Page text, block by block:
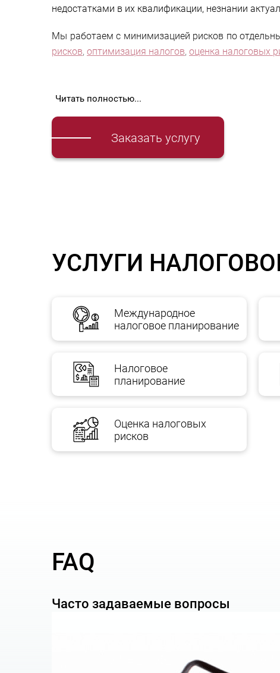
недостатками в их квалификации, незнании
Мы работаем с минимизацией рисков по
рисков, оптимизация налогов, оценка налоговых
Минимизация
налоговых рисков по конкретной
Однако, наиболее эффективна, согласно нашей
ее отдельным видам, включающая в себя
системы «должной осмотрительности» в
системы анализа рисков по валютному
системы контроля рисков трансфертного
анализ деятельности для целей выявления
Читать полностью...
Заказать услугу
УСЛУГИ
Международное
налоговое планирование
Налоговое
планирование
Оценка налоговых
рисков
FAQ
Часто задаваемые вопросы